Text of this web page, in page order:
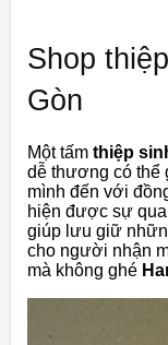
Shop
Gòn
Một tấm thiệp
dễ thương có thể
mình đến với
hiện được sự
giúp lưu giữ
cho người nhận
mà không ghé